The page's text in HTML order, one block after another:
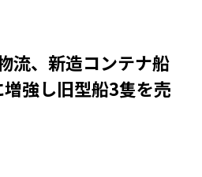
流、新造コンテナ船
強し旧型船3隻を売